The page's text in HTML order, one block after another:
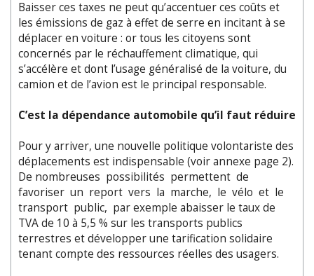
Baisser ces taxes ne peut qu’accentuer ces coûts et
les émissions de gaz à effet de serre en incitant à se
déplacer en voiture : or tous les citoyens sont
concernés par le réchauffement climatique, qui
s’accélère et dont l’usage généralisé de la voiture, du
camion et de l’avion est le principal responsable.
C’est la dépendance automobile qu’il faut réduire
Pour y arriver, une nouvelle politique volontariste des
déplacements est indispensable (voir annexe page 2).
De nombreuses possibilités permettent de
favoriser un report vers la marche, le vélo et le
transport public, par exemple abaisser le taux de
TVA de 10 à 5,5 % sur les transports publics
terrestres et développer une tarification solidaire
tenant compte des ressources réelles des usagers.